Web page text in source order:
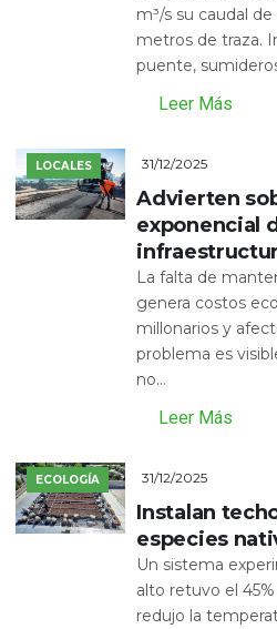
m³/s su caudal
metros de traza.
puente,
Leer Más
LOCALES 31/12/2025
Advierten
exponencial
La falta de
genera costos
millonarios y
problema es
no...
Leer Más
ECOLOGÍA 31/12/2025
Instalan
especies
Un sistema
alto retuvo el
redujo la